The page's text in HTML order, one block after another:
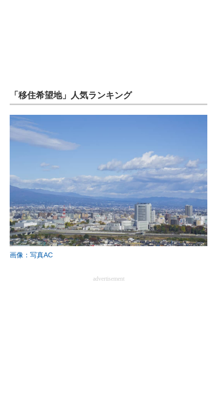
「移住希望地」人気ランキング
画像：写真AC
advertisement